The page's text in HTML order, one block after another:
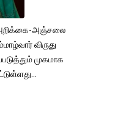
அஞ்சலை
விருது
முகமாக